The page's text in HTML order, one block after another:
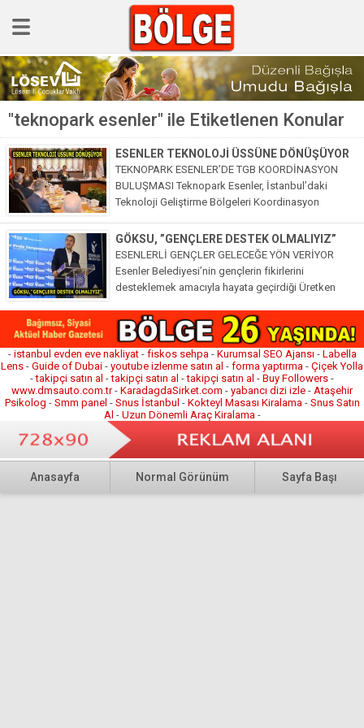
GÜNCEL
POLİTİKA
Polis & Adliye
SPOR
EKONOMİ
YAZARLAR
Sağlık & Yaşam
Kültür & Sanat
EĞİTİM
Müzik & Magazin
"teknopark esenler" ile Etiketlenen Konular
ESENLER TEKNOLOJİ ÜSSÜNE DÖNÜŞÜYOR
TEKNOPARK ESENLER’DE TGB KOORDİNASYON
BULUŞMASI Teknopark Esenler, İstanbul’daki
Teknoloji Geliştirme Bölgeleri Koordinasyon
İstanbul’daki teknoparklar arasında
koordinasyonun güçlendirilmesi, ortak proje
geliştirme süreçleri ve yerli teknoloji üretiminin...
GÖKSU, ”GENÇLERE DESTEK OLMALIYIZ”
ESENLERLİ GENÇLER GELECEĞE YÖN VERİYOR
Esenler Belediyesi’nin gençlerin fikirlerini
desteklemek amacıyla hayata geçirdiği Üretken
coşkuyla gerçekleşti. Gençler geleceğe yön verecek
projelerini Sanayi ve...
- istanbul evden eve nakliyat- fiskos sehpa- Kurumsal SEO Ajansı - Labella
Lens - Guide of Dubai - youtube izlenme satın al - forma yaptırma - Çiçek Yolla
-takipçi satın al -takipçi satın al -takipçi satın al - Buy Followers -
www.dmsauto.com.tr- KaradagdaSirket.com - yabancı dizi izle - Ataşehir
Psikolog - Smm panel - Snus İstanbul - Kokteyl Masası Kiralama- Snus Satın
Al - Uzun Dönemli Araç Kiralama-
Anasayfa Normal Görünüm Sayfa Başı